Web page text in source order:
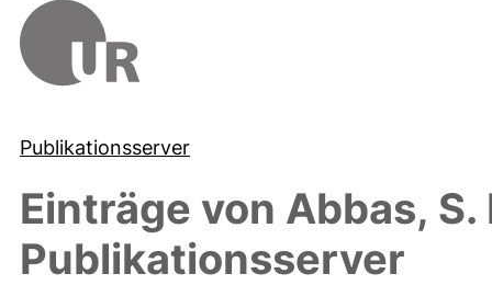
Publikationsserver
Einträge von Abbas, S.
Publikationsserver